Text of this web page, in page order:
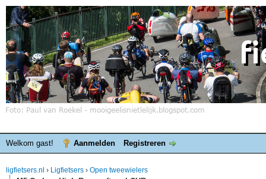
Welkom gast! Aanmelden Registreren
ligfietsers.nl › Ligfietsers › Open tweewielers